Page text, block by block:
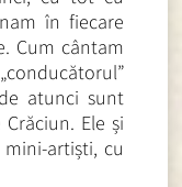
în fiecare
Cum cântam
atunci sunt
Ele și
artiști, cu